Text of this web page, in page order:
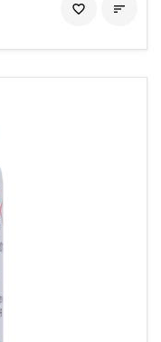

favorite_border